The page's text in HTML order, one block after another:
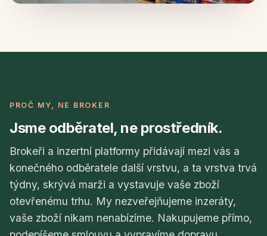
PROČ MY, NE BROKER
Jsme odběratel, ne prostředník.
Brokeři a inzertní platformy přidávají mezi vás a
konečného odběratele další vrstvu, a ta vrstva trvá
týdny, skrývá marži a vystavuje vaše zboží
otevřenému trhu. My nezveřejňujeme inzeráty,
vaše zboží nikam nenabízíme. Nakupujeme přímo,